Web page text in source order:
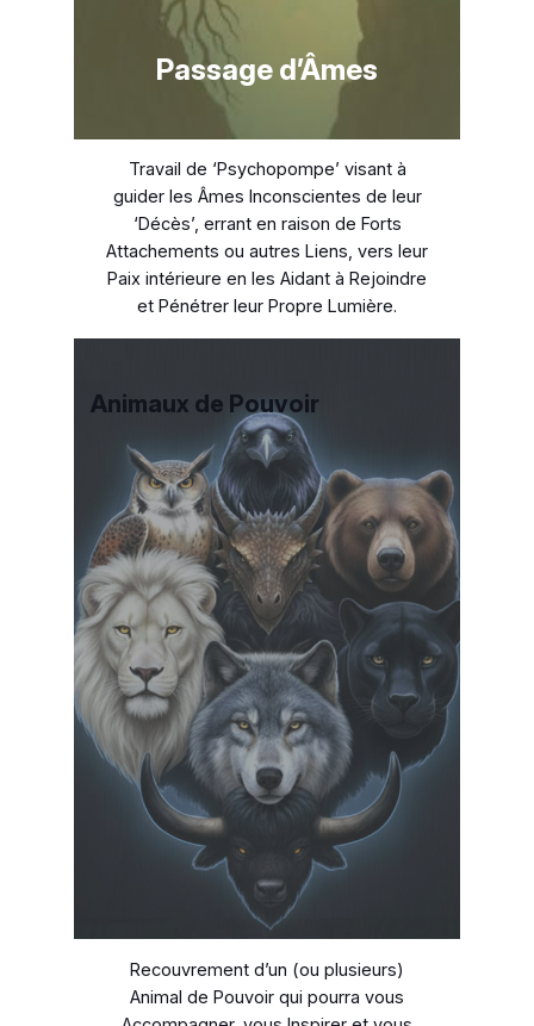
Passage d’Âmes
Travail de ‘Psychopompe’ visant à
guider les Âmes Inconscientes de leur
‘Décès’, errant en raison de Forts
Attachements ou autres Liens, vers leur
Paix intérieure en les Aidant à Rejoindre
et Pénétrer leur Propre Lumière.
Animaux de Pouvoir
Recouvrement d’un (ou plusieurs)
Animal de Pouvoir qui pourra vous